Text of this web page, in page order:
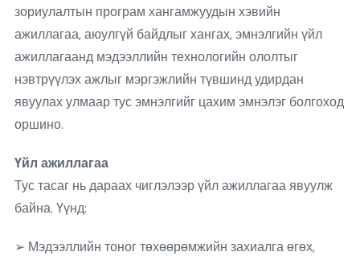
зориулалтын програм хангамжуудын хэвийн
ажиллагаа, аюулгүй байдлыг хангах, эмнэлгийн үйл
ажиллагаанд мэдээллийн технологийн ололтыг
нэвтрүүлэх ажлыг мэргэжлийн түвшинд удирдан
явуулах улмаар тус эмнэлгийг цахим эмнэлэг болгоход
оршино.
Үйл ажиллагаа
Тус тасаг нь дараах чиглэлээр үйл ажиллагаа явуулж
байна. Үүнд:
➢ Мэдээллийн тоног төхөөрөмжийн захиалга өгөх,